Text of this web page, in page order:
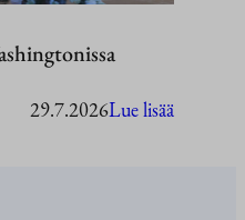
29.7.2026Lue lisää